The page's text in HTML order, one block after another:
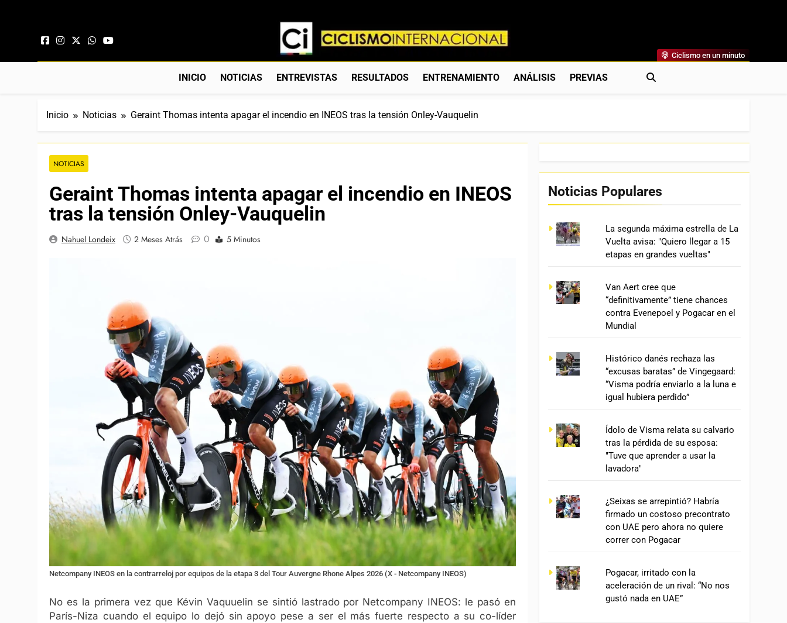
Ciclismo Internacional
Web Dedicada Al Ciclismo Mundial. Entrevistas, Análisis, Crónicas, Previas Y Más. La Web Ciclista De Referencia.
Ciclismo en un minuto
INICIO NOTICIAS ENTREVISTAS RESULTADOS ENTRENAMIENTO ANÁLISIS PREVIAS
Inicio Noticias Geraint Thomas intenta apagar el incendio en INEOS tras la tensión Onley-Vauquelin
NOTICIAS
Geraint Thomas intenta apagar el incendio en INEOS
tras la tensión Onley-Vauquelin
Nahuel Londeix 2 Meses Atrás 0 5 Minutos
Netcompany INEOS en la contrarreloj por equipos de la etapa 3 del Tour Auvergne Rhone Alpes 2026 (X - Netcompany INEOS)
No es la primera vez que Kévin Vaquuelin se sintió lastrado por Netcompany INEOS: le pasó en
París-Niza cuando el equipo lo dejó sin apoyo pese a ser el más fuerte respecto a su co-líder
Noticias Populares
La segunda máxima estrella de La
Vuelta avisa: "Quiero llegar a 15
etapas en grandes vueltas"
Van Aert cree que
“definitivamente” tiene chances
contra Evenepoel y Pogacar en el
Mundial
Histórico danés rechaza las
“excusas baratas” de Vingegaard:
“Visma podría enviarlo a la luna e
igual hubiera perdido”
Ídolo de Visma relata su calvario
tras la pérdida de su esposa:
"Tuve que aprender a usar la
lavadora"
¿Seixas se arrepintió? Habría
firmado un costoso precontrato
con UAE pero ahora no quiere
correr con Pogacar
Pogacar, irritado con la
aceleración de un rival: “No nos
gustó nada en UAE”